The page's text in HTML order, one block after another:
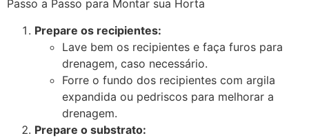
Passo a Passo para Montar sua Horta
Prepare os recipientes:
Lave bem os recipientes e faça furos para
drenagem, caso necessário.
Forre o fundo dos recipientes com argila
expandida ou pedriscos para melhorar a
drenagem.
Prepare o substrato: